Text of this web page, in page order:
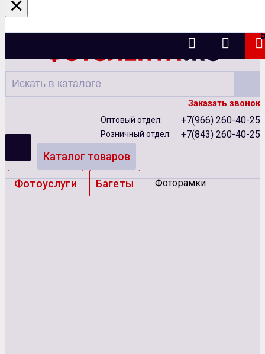
Казань
Заказать звонок
Оптовый отдел: +7(966) 260-40-25
Розничный отдел: +7(843) 260-40-25
Каталог товаров
Фотоуслуги Багеты Фоторамки
×